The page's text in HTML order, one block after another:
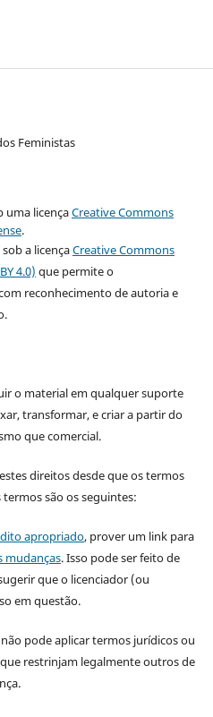
Feministas
uma licençaCreative Commons
.
a licençaCreative Commons
4.0) que permite o
reconhecimento de autoria e
o material em qualquer suporte
transformar, e criar a partir do
que comercial.
direitos desde que os termos
termos são os seguintes:
apropriado, prover um link para
mudanças. Isso pode ser feito de
que o licenciador (ou
em questão.
pode aplicar termos jurídicos ou
restrinjam legalmente outros de